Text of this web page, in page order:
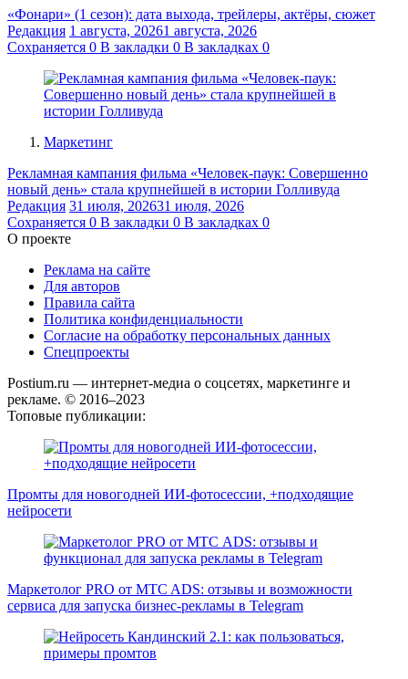
«Фонари» (1 сезон): дата выхода, трейлеры, актёры, сюжет
Редакция 1 августа, 20261 августа, 2026
Сохраняется 0 В закладки 0 В закладках 0
Маркетинг
Рекламная кампания фильма «Человек-паук: Совершенно
новый день» стала крупнейшей в истории Голливуда
Редакция 31 июля, 202631 июля, 2026
Сохраняется 0 В закладки 0 В закладках 0
О проекте
Реклама на сайте
Для авторов
Правила сайта
Политика конфиденциальности
Согласие на обработку персональных данных
Спецпроекты
Postium.ru — интернет-медиа о соцсетях, маркетинге и
рекламе. © 2016–2023
Топовые публикации:
Промты для новогодней ИИ-фотосессии, +подходящие
нейросети
Маркетолог PRO от MTC ADS: отзывы и возможности
сервиса для запуска бизнес-рекламы в Telegram